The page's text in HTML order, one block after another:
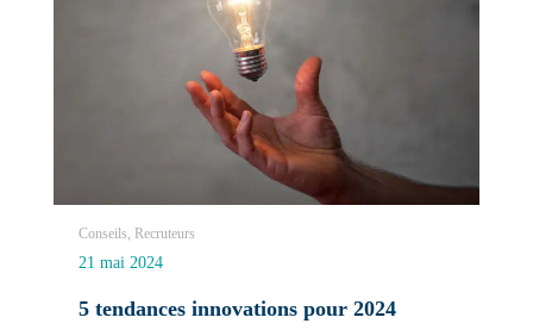
Conseils, Recruteurs
21 mai 2024
5 tendances innovations pour 2024